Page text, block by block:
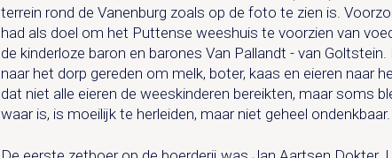
terrein rond de Vanenburg zoals op de foto te zien is.
had als doel om het Puttense weeshuis te voorzien van
de kinderloze baron en barones Van Pallandt - van
naar het dorp gereden om melk, boter, kaas en eieren naar
dat niet alle eieren de weeskinderen bereikten, maar soms
waar is, is moeilijk te herleiden, maar niet geheel ondenkbaar.